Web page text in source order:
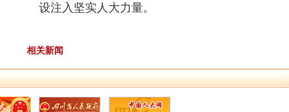
设注入坚实人大力量。
相关新闻